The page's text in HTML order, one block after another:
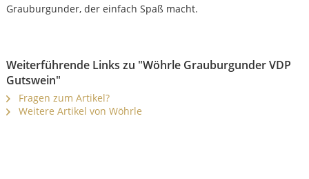
Grauburgunder, der einfach Spaß macht.
Weiterführende Links zu "Wöhrle Grauburgunder VDP
Gutswein"
Fragen zum Artikel?
Weitere Artikel von Wöhrle